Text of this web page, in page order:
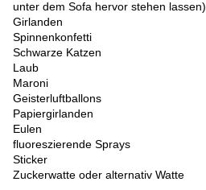
unter dem Sofa hervor stehen lassen)
Girlanden
Spinnenkonfetti
Schwarze Katzen
Laub
Maroni
Geisterluftballons
Papiergirlanden
Eulen
fluoreszierende Sprays
Sticker
Zuckerwatte oder alternativ Watte